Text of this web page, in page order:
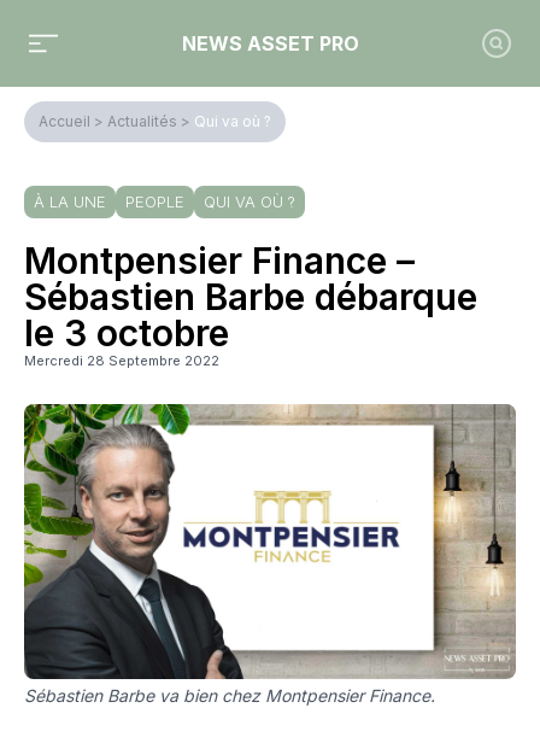
NEWS ASSET PRO
Accueil > Actualités > Qui va où ?
À LA UNE PEOPLE QUI VA OÙ ?
Montpensier Finance –
Sébastien Barbe débarque
le 3 octobre
Mercredi 28 Septembre 2022
Sébastien Barbe va bien chez Montpensier Finance.